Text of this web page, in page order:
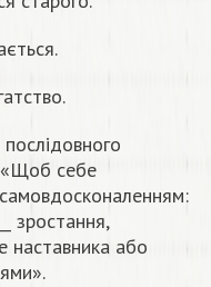
«Щоб себе
зростання,
наставника або